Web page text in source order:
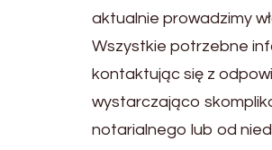
aktualnie prowadzimy
Wszystkie potrzebne
kontaktując się z
wystarczająco
notarialnego lub od